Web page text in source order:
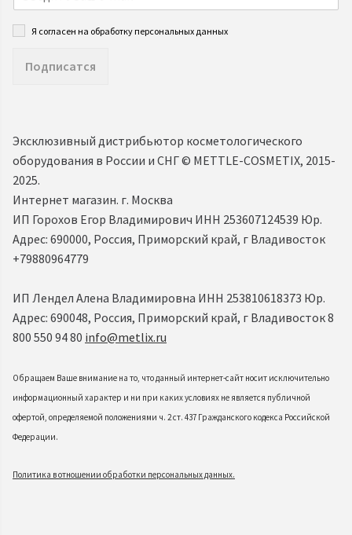
Я согласен на обработку персональных данных
Подписатся
Эксклюзивный дистрибьютор косметологического
оборудования в России и СНГ ©️ METTLE-COSMETIX, 2015-
2025.
Интернет магазин. г. Москва
ИП Горохов Егор Владимирович ИНН 253607124539 Юр.
Адрес: 690000, Россия, Приморский край, г Владивосток
+79880964779
ИП Лендел Алена Владимировна ИНН 253810618373 Юр.
Адрес: 690048, Россия, Приморский край, г Владивосток 8
800 550 94 80 info@metlix.ru
Обращаем Ваше внимание на то, что данный интернет-сайт носит исключительно
информационный характер и ни при каких условиях не является публичной
офертой, определяемой положениями ч. 2 ст. 437 Гражданского кодекса Российской
Федерации.
Политика в отношении обработки персональных данных.